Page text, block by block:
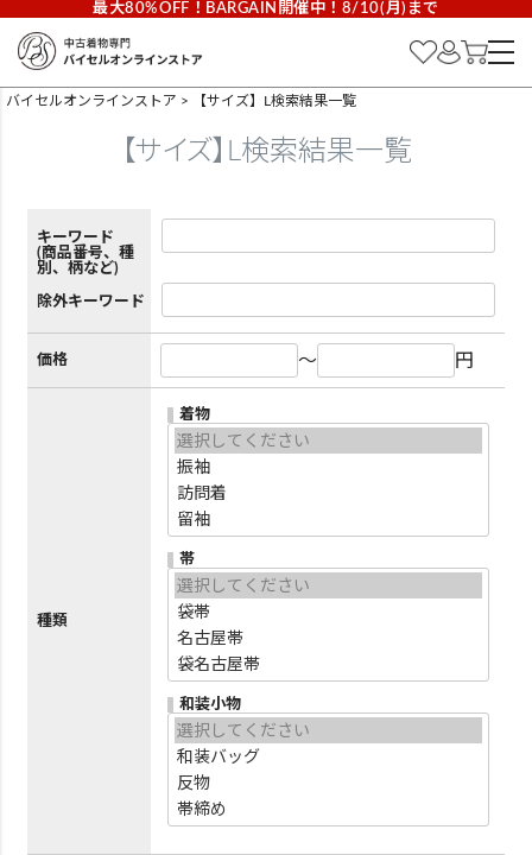
最大80%OFF！BARGAIN開催中！8/10(月)まで
バイセルオンラインストア 【サイズ】L検索結果一覧
【サイズ】L検索結果一覧
キーワード
(商品番号、種
別、柄など)
除外キーワード
価格 ～ 円
種類
着物
帯
和装小物